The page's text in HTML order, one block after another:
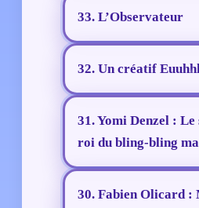
33. L’Observateur
32. Un créatif
31. Yomi Denzel :
roi du bling-bling
30. Fabien Olicard :